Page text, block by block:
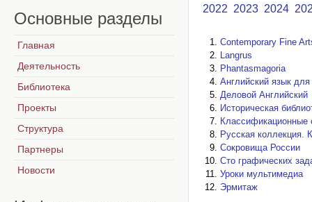
2022 2023 2024
Contemporary Fine
Langrus
Phantasmagoria
Английский язык
Деловой Английский
Историческая
Классификационные
Русская коллекция.
Сокровища России
Сто графических
Уроки мультимедиа
Эрмитаж
Основные разделы
Главная
Деятельность
Библиотека
Проекты
Структура
Партнеры
Новости